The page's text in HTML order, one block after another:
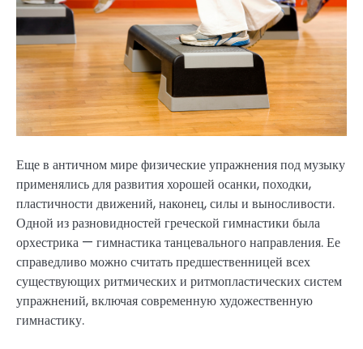
Еще в античном мире физические упражнения под музыку
применялись для развития хорошей осанки, походки,
пластичности движений, наконец, силы и выносливости.
Одной из разновидностей греческой гимнастики была
орхестрика — гимнастика танцевального направления. Ее
справедливо можно считать предшественницей всех
существующих ритмических и ритмопластических систем
упражнений, включая современную художественную
гимнастику.